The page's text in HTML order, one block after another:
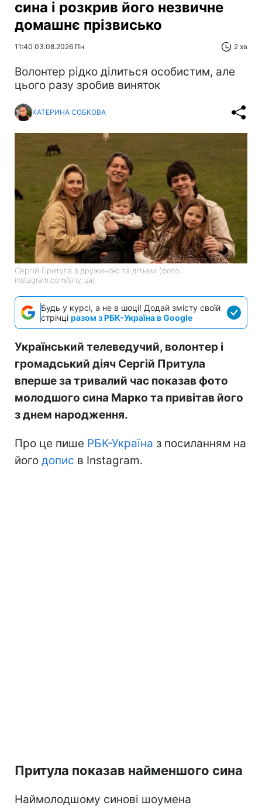
сина і розкрив його незвичне
домашнє прізвисько
11:40 03.08.2026 Пн 2 хв
Волонтер рідко ділиться особистим, але
цього разу зробив виняток
КАТЕРИНА СОБКОВА
Сергій Притула з дружиною та дітьми (фото:
instagram.com/siriy_ua)
Будь у курсі, а не в шоці! Додай змісту своїй
стрічці разом з РБК-Україна в Google
Український телеведучий, волонтер і
громадський діяч Сергій Притула
вперше за тривалий час показав фото
молодшого сина Марко та привітав його
з днем народження.
Про це пише РБК-Україна з посиланням на
його допис в Instagram.
Притула показав найменшого сина
Наймолодшому синові шоумена